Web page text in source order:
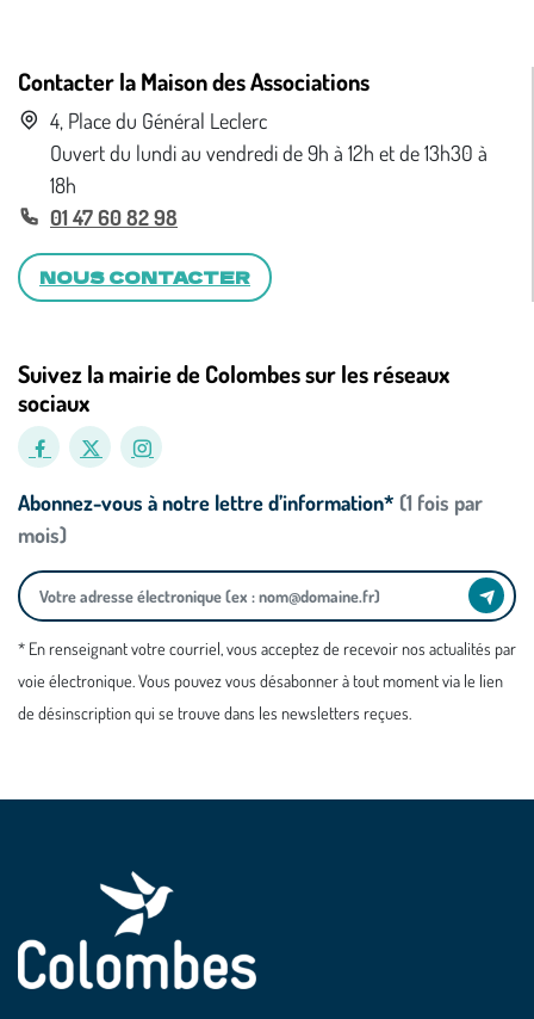
Contacter la Maison des Associations
4, Place du Général Leclerc
Ouvert du lundi au vendredi de 9h à 12h et de 13h30 à
18h
01 47 60 82 98
NOUS CONTACTER
Suivez la mairie de Colombes sur les réseaux
sociaux
Abonnez-vous à notre lettre d’information* (1 fois par
mois)
* En renseignant votre courriel, vous acceptez de recevoir nos actualités par
voie électronique. Vous pouvez vous désabonner à tout moment via le lien
de désinscription qui se trouve dans les newsletters reçues.